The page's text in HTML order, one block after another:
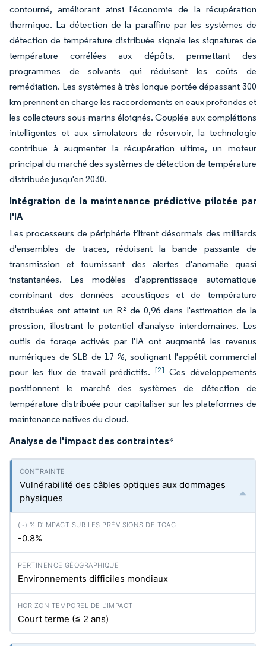
contourné, améliorant ainsi l'économie de la récupération
thermique. La détection de la paraffine par les systèmes de
détection de température distribuée signale les signatures de
température corrélées aux dépôts, permettant des
programmes de solvants qui réduisent les coûts de
remédiation. Les systèmes à très longue portée dépassant 300
km prennent en charge les raccordements en eaux profondes et
les collecteurs sous-marins éloignés. Couplée aux complétions
intelligentes et aux simulateurs de réservoir, la technologie
contribue à augmenter la récupération ultime, un moteur
principal du marché des systèmes de détection de température
distribuée jusqu'en 2030.
Intégration de la maintenance prédictive pilotée par
l'IA
Les processeurs de périphérie filtrent désormais des milliards
d'ensembles de traces, réduisant la bande passante de
transmission et fournissant des alertes d'anomalie quasi
instantanées. Les modèles d'apprentissage automatique
combinant des données acoustiques et de température
distribuées ont atteint un R² de 0,96 dans l'estimation de la
pression, illustrant le potentiel d'analyse interdomaines. Les
outils de forage activés par l'IA ont augmenté les revenus
numériques de SLB de 17 %, soulignant l'appétit commercial
pour les flux de travail prédictifs.[2] Ces développements
positionnent le marché des systèmes de détection de
température distribuée pour capitaliser sur les plateformes de
maintenance natives du cloud.
Analyse de l'impact des contraintes*
Vulnérabilité des câbles optiques aux dommages
physiques
-0.8%
Environnements difficiles mondiaux
Court terme (≤ 2 ans)